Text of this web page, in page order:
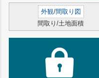
外観/間取り図
間取り/土地面積